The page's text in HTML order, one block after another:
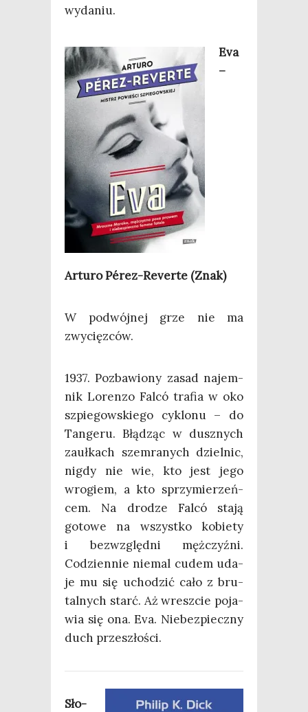
wydaniu.
Eva
–
Artu­ro Pérez-Rever­te (Znak)
W podwój­nej grze nie ma
zwycięzców.
1937. Pozba­wio­ny zasad najem­
nik Loren­zo Fal­có tra­fia w oko
szpie­gow­skie­go cyklo­nu – do
Tan­ge­ru. Błą­dząc w dusz­nych
zauł­kach szem­ra­nych dziel­nic,
nigdy nie wie, kto jest jego
wro­giem, a kto sprzy­mie­rzeń­
cem. Na dro­dze Fal­có sta­ją
goto­we na wszyst­ko kobie­ty
i bez­względ­ni męż­czyź­ni.
Codzien­nie nie­mal cudem uda­
je mu się ucho­dzić cało z bru­
tal­nych starć. Aż wresz­cie poja­
wia się ona. Eva. Nie­bez­piecz­ny
duch przeszłości.
Sło­